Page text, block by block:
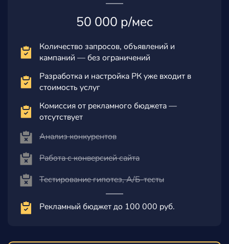
50 000 р/мес
Количество запросов, объявлений и
кампаний — без ограничений
Разработка и настройка РК уже входит в
стоимость услуг
Комиссия от рекламного бюджета —
отсутствует
Анализ конкурентов
Работа с конверсией сайта
Тестирование гипотез, А/Б-тесты
Рекламный бюджет до 100 000 руб.